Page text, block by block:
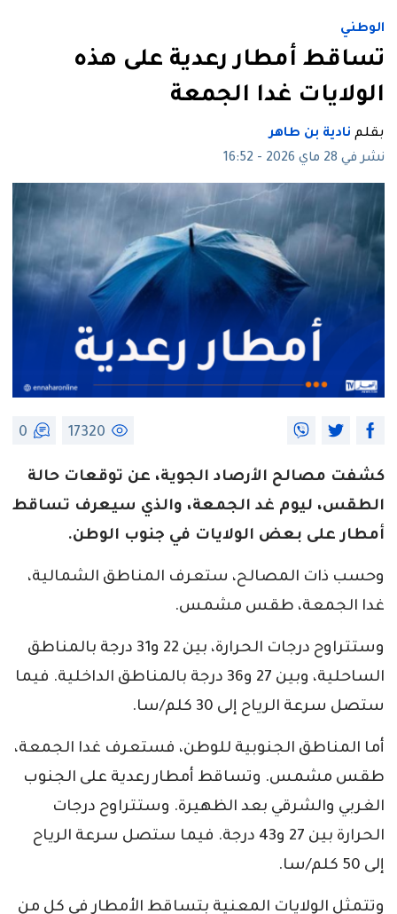
الوطني
تساقط أمطار رعدية على هذه
الولايات غدا الجمعة
بقلم نادية بن طاهر
نشر في 28 ماي 2026 - 16:52
17320
0
كشفت مصالح الأرصاد الجوية، عن توقعات حالة
الطقس، ليوم غد الجمعة، والذي سيعرف تساقط
أمطار على بعض الولايات في جنوب الوطن.
وحسب ذات المصالح، ستعرف المناطق الشمالية،
غدا الجمعة، طقس مشمس.
وستتراوح درجات الحرارة، بين 22 و31 درجة بالمناطق
الساحلية، وبين 27 و36 درجة بالمناطق الداخلية. فيما
ستصل سرعة الرياح إلى 30 كلم/سا.
أما المناطق الجنوبية للوطن، فستعرف غدا الجمعة،
طقس مشمس. وتساقط أمطار رعدية على الجنوب
الغربي والشرقي بعد الظهيرة. وستتراوح درجات
الحرارة بين 27 و43 درجة. فيما ستصل سرعة الرياح
إلى 50 كلم/سا.
وتتمثل الولايات المعنية بتساقط الأمطار في كل من